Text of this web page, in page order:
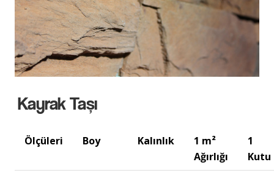
Kayrak Taşı
Ölçüleri Boy Kalınlık
1 m²
Ağırlığı
1
Kutu